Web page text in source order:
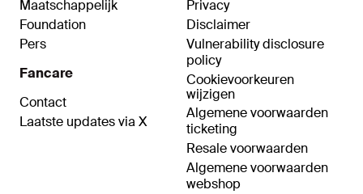
Maatschappelijk
Foundation
Pers
Fancare
Contact
Laatste updates via X
Privacy
Disclaimer
Vulnerability disclosure
policy
Cookievoorkeuren
wijzigen
Algemene voorwaarden
ticketing
Resale voorwaarden
Algemene voorwaarden
webshop